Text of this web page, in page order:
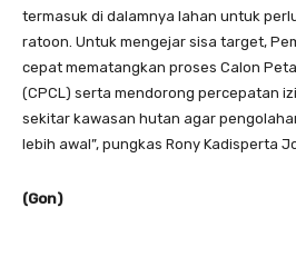
termasuk di dalamnya lahan untuk
ratoon. Untuk mengejar sisa target,
cepat mematangkan proses Calon
(CPCL) serta mendorong percepatan
sekitar kawasan hutan agar
lebih awal”, pungkas Rony Kadisperta
(Gon)